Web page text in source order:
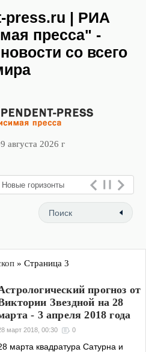
press.ru | РИА
пресса" -
со всего
августа 2026 г
Новые горизонты
в Москве
«Городской центр
» Страница 3
прогноз от
Звездной на 28
- 3 апреля 2018 года
март 2018, 00:30 0
марта квадратура Сатурна и